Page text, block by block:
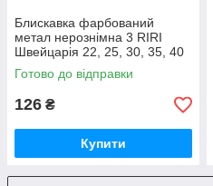
Блискавка фарбований
метал нерознімна 3 RIRI
Швейцарія 22, 25, 30, 35, 40
різні кольори
Готово до відправки
126 ₴
Купити